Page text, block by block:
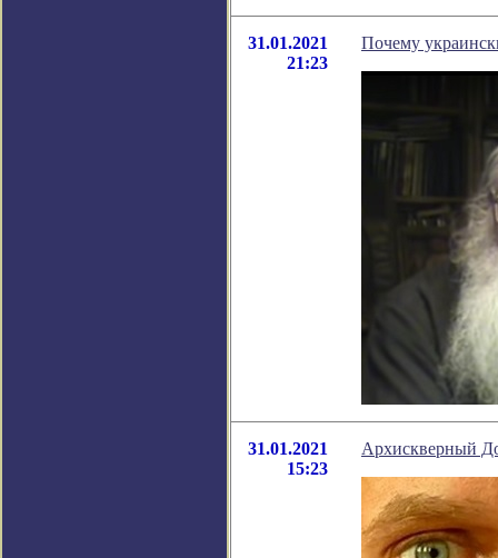
31.01.2021
21:23
Почему
31.01.2021
15:23
Архискверный